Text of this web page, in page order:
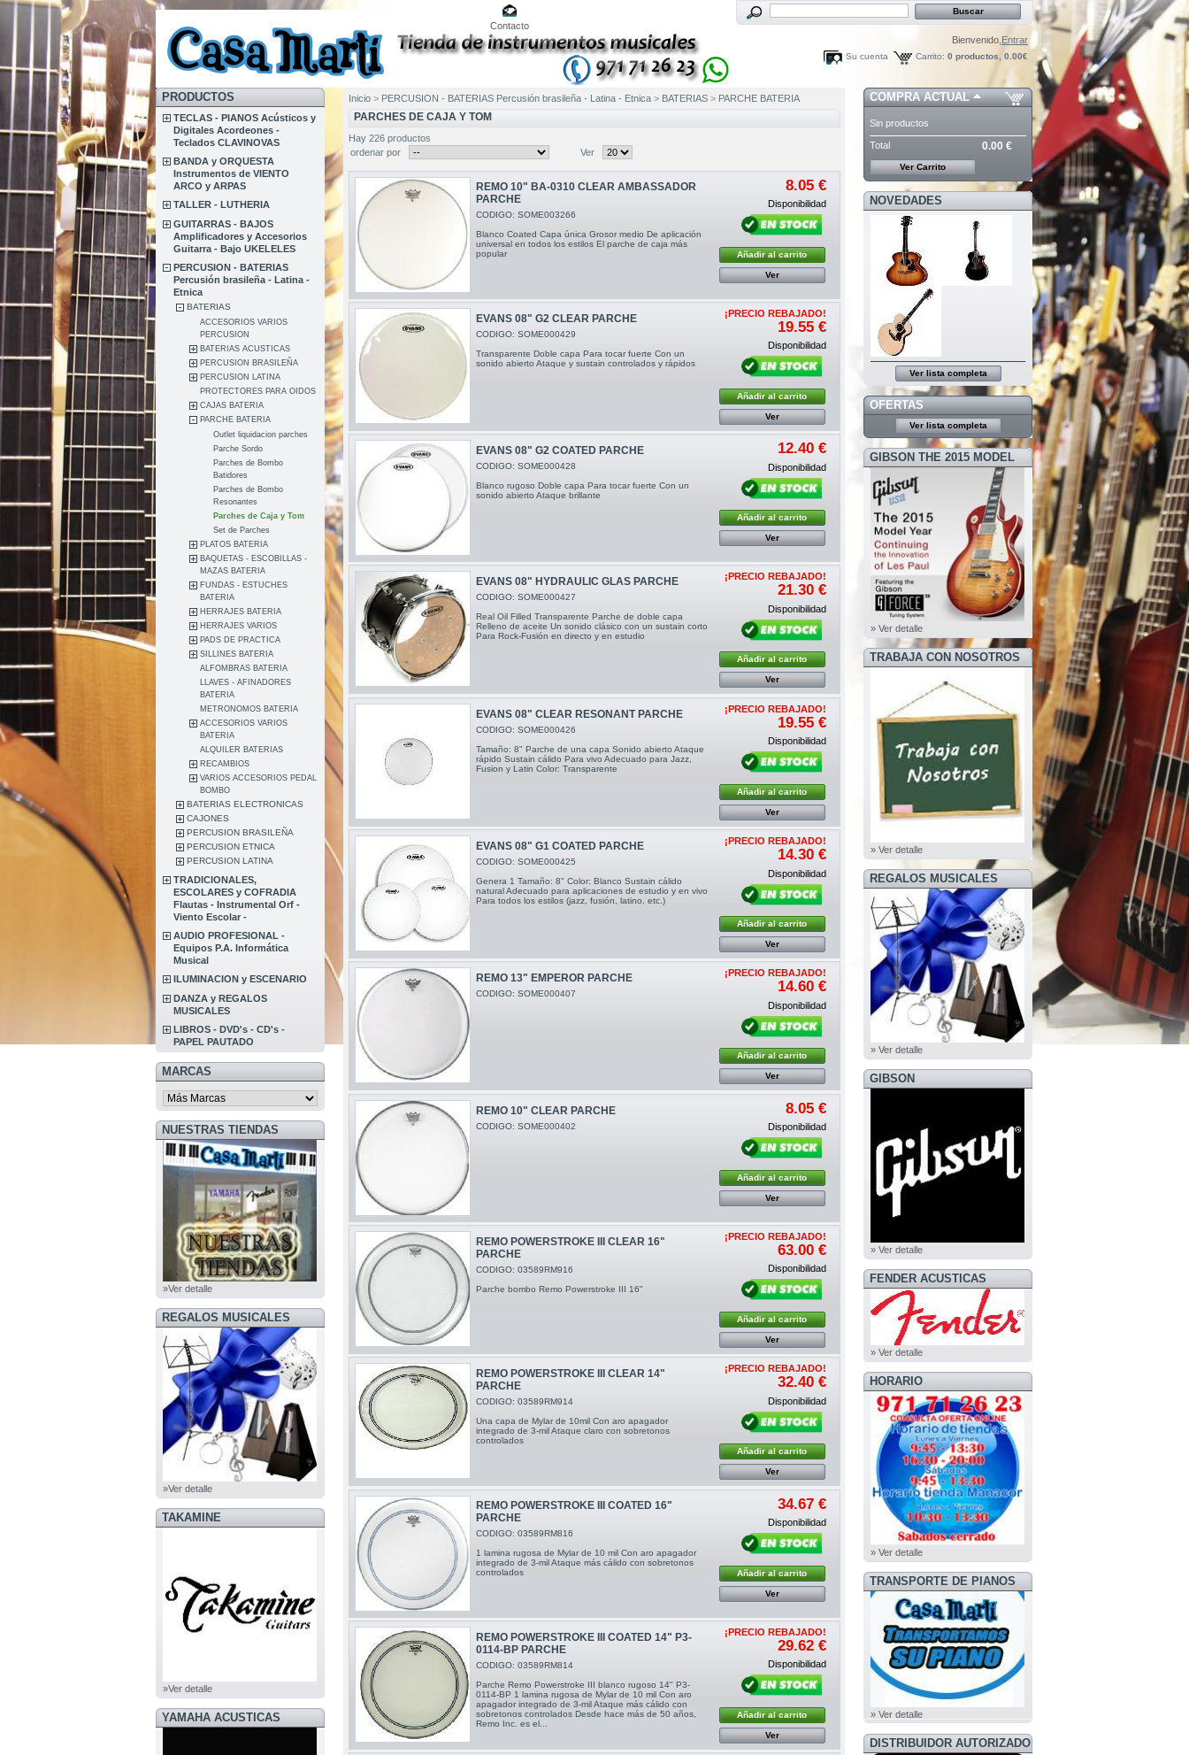
Contacto
Bienvenido, Entrar
Carrito: 0 productos, 0.00€
Su cuenta
PRODUCTOS
TECLAS - PIANOS Acústicos y
Digitales Acordeones -
Teclados CLAVINOVAS
BANDA y ORQUESTA
Instrumentos de VIENTO
ARCO y ARPAS
TALLER - LUTHERIA
GUITARRAS - BAJOS
Amplificadores y Accesorios
Guitarra - Bajo UKELELES
PERCUSION - BATERIAS
Percusión brasileña - Latina -
Etnica
BATERIAS
ACCESORIOS VARIOS
PERCUSION
BATERIAS ACUSTICAS
PERCUSION BRASILEÑA
PERCUSION LATINA
PROTECTORES PARA OIDOS
CAJAS BATERIA
PARCHE BATERIA
Outlet liquidacion parches
Parche Sordo
Parches de Bombo
Batidores
Parches de Bombo
Resonantes
Parches de Caja y Tom
Set de Parches
PLATOS BATERIA
BAQUETAS - ESCOBILLAS -
MAZAS BATERIA
FUNDAS - ESTUCHES
BATERIA
HERRAJES BATERIA
HERRAJES VARIOS
PADS DE PRACTICA
SILLINES BATERIA
ALFOMBRAS BATERIA
LLAVES - AFINADORES
BATERIA
METRONOMOS BATERIA
ACCESORIOS VARIOS
BATERIA
ALQUILER BATERIAS
RECAMBIOS
VARIOS ACCESORIOS PEDAL
BOMBO
BATERIAS ELECTRONICAS
CAJONES
PERCUSION BRASILEÑA
PERCUSION ETNICA
PERCUSION LATINA
TRADICIONALES,
ESCOLARES y COFRADIA
Flautas - Instrumental Orf -
Viento Escolar -
AUDIO PROFESIONAL -
Equipos P.A. Informática
Musical
ILUMINACION y ESCENARIO
DANZA y REGALOS
MUSICALES
LIBROS - DVD's - CD's -
PAPEL PAUTADO
MARCAS
NUESTRAS TIENDAS
»Ver detalle
REGALOS MUSICALES
»Ver detalle
TAKAMINE
»Ver detalle
YAMAHA ACUSTICAS
Inicio > PERCUSION - BATERIAS Percusión brasileña - Latina - Etnica > BATERIAS > PARCHE BATERIA
PARCHES DE CAJA Y TOM
Hay 226 productos
ordenar por
Ver
REMO 10" BA-0310 CLEAR AMBASSADOR
PARCHE
CODIGO: SOME003266
Blanco Coated Capa única Grosor medio De aplicación
universal en todos los estilos El parche de caja más
popular
8.05 €
Disponibilidad
Añadir al carrito
Ver
EVANS 08" G2 CLEAR PARCHE
CODIGO: SOME000429
Transparente Doble capa Para tocar fuerte Con un
sonido abierto Ataque y sustain controlados y rápidos
¡PRECIO REBAJADO!
19.55 €
Disponibilidad
Añadir al carrito
Ver
EVANS 08" G2 COATED PARCHE
CODIGO: SOME000428
Blanco rugoso Doble capa Para tocar fuerte Con un
sonido abierto Ataque brillante
12.40 €
Disponibilidad
Añadir al carrito
Ver
EVANS 08" HYDRAULIC GLAS PARCHE
CODIGO: SOME000427
Real Oil Filled Transparente Parche de doble capa
Relleno de aceite Un sonido clásico con un sustain corto
Para Rock-Fusión en directo y en estudio
¡PRECIO REBAJADO!
21.30 €
Disponibilidad
Añadir al carrito
Ver
EVANS 08" CLEAR RESONANT PARCHE
CODIGO: SOME000426
Tamaño: 8" Parche de una capa Sonido abierto Ataque
rápido Sustain cálido Para vivo Adecuado para Jazz,
Fusion y Latin Color: Transparente
¡PRECIO REBAJADO!
19.55 €
Disponibilidad
Añadir al carrito
Ver
EVANS 08" G1 COATED PARCHE
CODIGO: SOME000425
Genera 1 Tamaño: 8" Color: Blanco Sustain cálido
natural Adecuado para aplicaciones de estudio y en vivo
Para todos los estilos (jazz, fusión, latino, etc.)
¡PRECIO REBAJADO!
14.30 €
Disponibilidad
Añadir al carrito
Ver
REMO 13" EMPEROR PARCHE
CODIGO: SOME000407
¡PRECIO REBAJADO!
14.60 €
Disponibilidad
Añadir al carrito
Ver
REMO 10" CLEAR PARCHE
CODIGO: SOME000402
8.05 €
Disponibilidad
Añadir al carrito
Ver
REMO POWERSTROKE III CLEAR 16"
PARCHE
CODIGO: 03589RM916
Parche bombo Remo Powerstroke III 16"
¡PRECIO REBAJADO!
63.00 €
Disponibilidad
Añadir al carrito
Ver
REMO POWERSTROKE III CLEAR 14"
PARCHE
CODIGO: 03589RM914
Una capa de Mylar de 10mil Con aro apagador
integrado de 3-mil Ataque claro con sobretonos
controlados
¡PRECIO REBAJADO!
32.40 €
Disponibilidad
Añadir al carrito
Ver
REMO POWERSTROKE III COATED 16"
PARCHE
CODIGO: 03589RM816
1 lamina rugosa de Mylar de 10 mil Con aro apagador
integrado de 3-mil Ataque más cálido con sobretonos
controlados
34.67 €
Disponibilidad
Añadir al carrito
Ver
REMO POWERSTROKE III COATED 14" P3-
0114-BP PARCHE
CODIGO: 03589RM814
Parche Remo Powerstroke III blanco rugoso 14" P3-
0114-BP 1 lamina rugosa de Mylar de 10 mil Con aro
apagador integrado de 3-mil Ataque más cálido con
sobretonos controlados Desde hace más de 50 años,
Remo Inc. es el...
¡PRECIO REBAJADO!
29.62 €
Disponibilidad
Añadir al carrito
Ver
COMPRA ACTUAL
Sin productos
Total 0.00 €
Ver Carrito
NOVEDADES
Ver lista completa
OFERTAS
Ver lista completa
GIBSON THE 2015 MODEL
YEAR
» Ver detalle
TRABAJA CON NOSOTROS
» Ver detalle
REGALOS MUSICALES
» Ver detalle
GIBSON
» Ver detalle
FENDER ACUSTICAS
» Ver detalle
HORARIO
» Ver detalle
TRANSPORTE DE PIANOS
» Ver detalle
DISTRIBUIDOR AUTORIZADO